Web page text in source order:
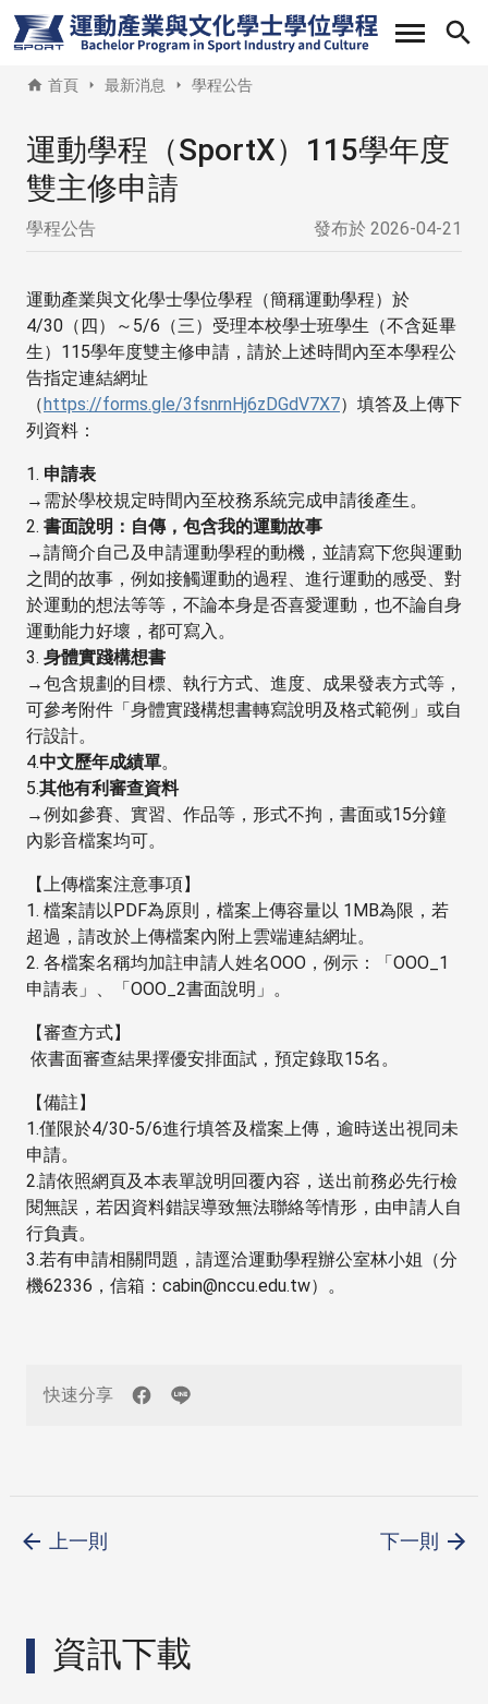
移
至
首頁 最新消息 學程公告
運動學程（SportX）115學年度
雙主修申請
學程公告 發布於 2026-04-21
運動產業與文化學士學位學程（簡稱運動學程）於
4/30（四）～5/6（三）受理本校學士班學生（不含延畢
生）115學年度雙主修申請，請於上述時間內至本學程公
告指定連結網址
（https://forms.gle/3fsnrnHj6zDGdV7X7）填答及上傳下
列資料：
1. 申請表
→需於學校規定時間內至校務系統完成申請後產生。
2. 書面說明：自傳，包含我的運動故事
→請簡介自己及申請運動學程的動機，並請寫下您與運動
之間的故事，例如接觸運動的過程、進行運動的感受、對
於運動的想法等等，不論本身是否喜愛運動，也不論自身
運動能力好壞，都可寫入。
3. 身體實踐構想書
→包含規劃的目標、執行方式、進度、成果發表方式等，
可參考附件「身體實踐構想書轉寫說明及格式範例」或自
行設計。
4.中文歷年成績單。
5.其他有利審查資料
→例如參賽、實習、作品等，形式不拘，書面或15分鐘
內影音檔案均可。
【上傳檔案注意事項】
1. 檔案請以PDF為原則，檔案上傳容量以 1MB為限，若
超過，請改於上傳檔案內附上雲端連結網址。
2. 各檔案名稱均加註申請人姓名OOO，例示：「OOO_1
申請表」、「OOO_2書面說明」。
【審查方式】
依書面審查結果擇優安排面試，預定錄取15名。
【備註】
1.僅限於4/30-5/6進行填答及檔案上傳，逾時送出視同未
申請。
2.請依照網頁及本表單說明回覆內容，送出前務必先行檢
閱無誤，若因資料錯誤導致無法聯絡等情形，由申請人自
行負責。
3.若有申請相關問題，請逕洽運動學程辦公室林小姐（分
機62336，信箱：cabin@nccu.edu.tw）。
快速分享
上一則 下一則
資訊下載